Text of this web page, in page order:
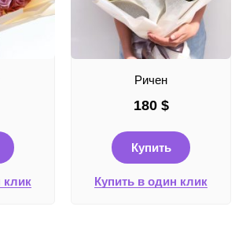
клик
Ричен
180 $
Купить
Купить в один клик